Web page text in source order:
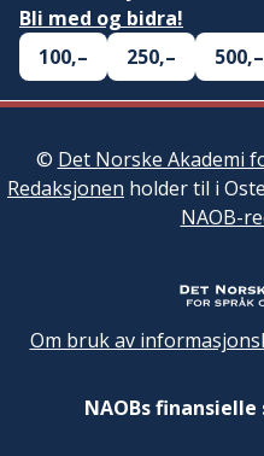
Bli med og bidra!
100,–
250,– 500,–
© Det Norske Akademi
Redaksjonen holder til i
NAOB-
Om bruk av
NAOBs